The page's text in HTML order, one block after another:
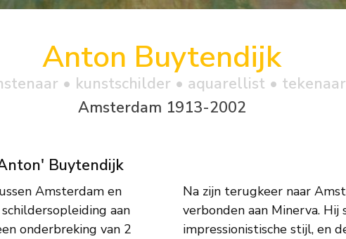
Anton Buytendijk
• kunstschilder • aquarellist • tekenaar
Amsterdam 1913-2002
Buytendijk
Amsterdam en
aan
onderbreking van 2
o.a. nog als docent
in expressief-
voor het direct in de